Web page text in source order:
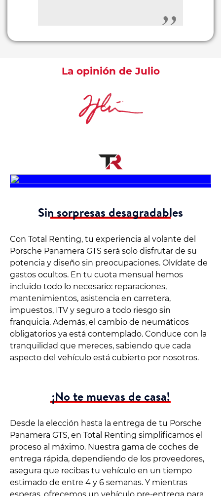
La opinión de Julio
Sin sorpresas desagradables
Con Total Renting, tu experiencia al volante del
Porsche Panamera GTS será solo disfrutar de su
potencia y diseño sin preocupaciones. Olvídate de
gastos ocultos. En tu cuota mensual hemos
incluido todo lo necesario: reparaciones,
mantenimientos, asistencia en carretera,
impuestos, ITV y seguro a todo riesgo sin
franquicia. Además, el cambio de neumáticos
obligatorios ya está contemplado. Conduce con la
tranquilidad que mereces, sabiendo que cada
aspecto del vehículo está cubierto por nosotros.
¡No te muevas de casa!
Desde la elección hasta la entrega de tu Porsche
Panamera GTS, en Total Renting simplificamos el
proceso al máximo. Nuestra gama de coches de
entrega rápida, dependiendo de los proveedores,
asegura que recibas tu vehículo en un tiempo
estimado de entre 4 y 6 semanas. Y mientras